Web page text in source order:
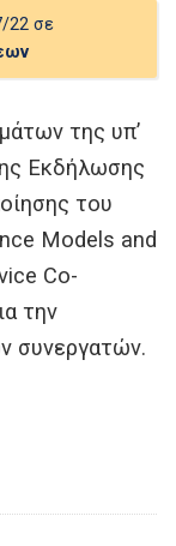
22 σε
της υπ’
Εκδήλωσης
του
Models and
Co-
την
συνεργατών.